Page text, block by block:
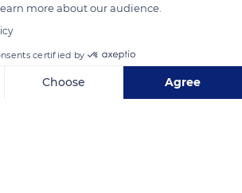
more about our audience.
certified by
Choose Agree